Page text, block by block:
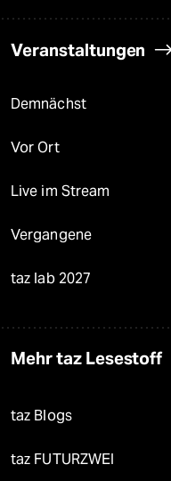
Veranstaltungen
Demnächst
Vor Ort
Live im Stream
Vergangene
taz lab 2027
Mehr taz Lesestoff
taz Blogs
taz FUTURZWEI